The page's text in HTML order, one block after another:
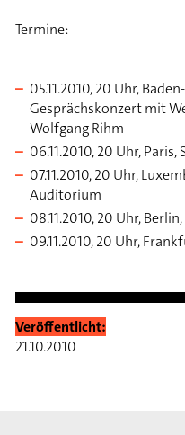
Veröffentlicht:
21.10.2010
Termine:
05.11.2010, 20 Uhr,
Gesprächskonzert mit
Wolfgang Rihm
06.11.2010, 20 Uhr, Paris,
07.11.2010, 20 Uhr,
Auditorium
08.11.2010, 20 Uhr,
09.11.2010, 20 Uhr,